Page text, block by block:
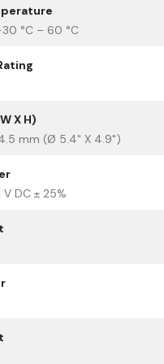
°C – 60 °C
X H)
mm (Ø 5.4" X 4.9")
V DC ± 25%